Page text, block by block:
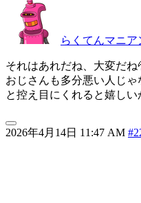
2026年4月14日 11:47 AM
らくてんマニア
それはあれだね、大変だね
おじさんも多分悪い人じ
と控え目にくれると嬉し